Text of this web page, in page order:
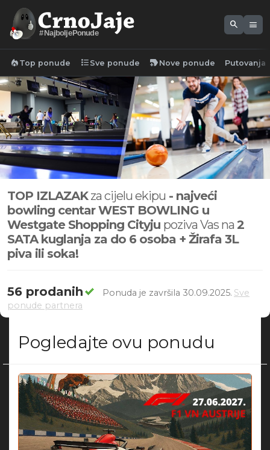
#NajboljePonude
search menu
local_fire_department Top ponude format_list_bulleted Sve ponude new_label Nove ponude Putovanja
TOP IZLAZAKza cijelu ekipu - najveći
bowling centarWEST BOWLING u
Westgate Shopping Cityju poziva Vas na 2
SATA kuglanja za do 6 osoba + Žirafa 3L
piva ili soka!
56 prodanih Ponuda je završila 30.09.2025. Sve
ponude partnera
Pogledajte ovu ponudu